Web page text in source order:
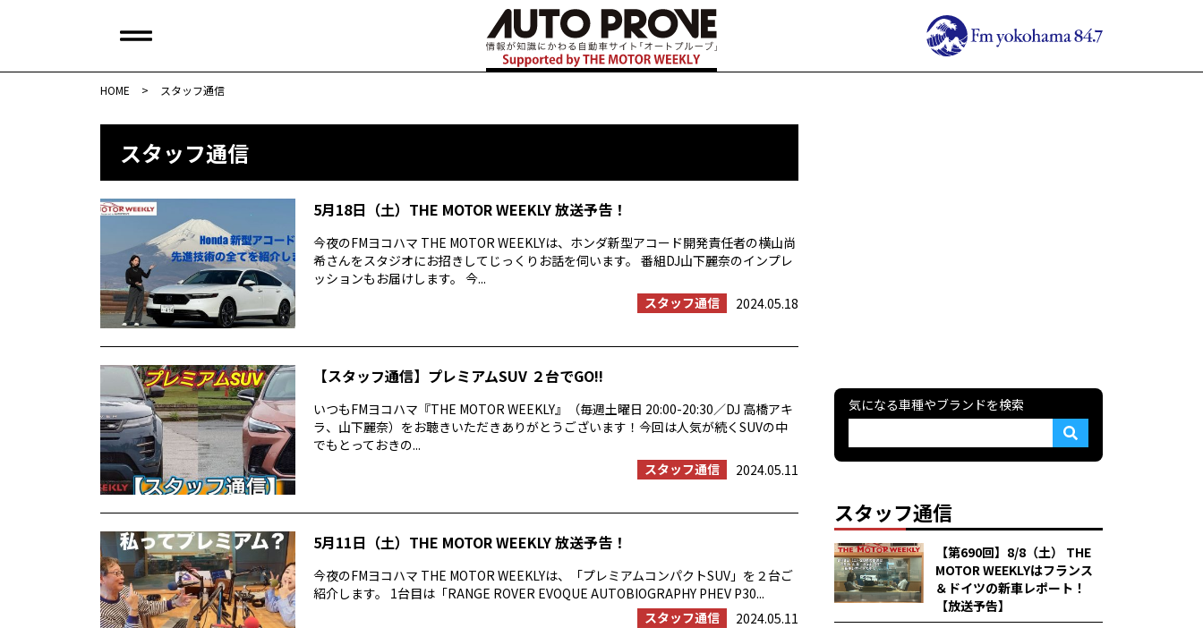
HOME > スタッフ通信
スタッフ通信
5月18日（土）THE MOTOR WEEKLY 放送予告！
今夜のFMヨコハマ THE MOTOR WEEKLYは、ホンダ新型アコード開発責任者の横山尚
希さんをスタジオにお招きしてじっくりお話を伺います。 番組DJ山下麗奈のインプレ
ッションもお届けします。 今...
スタッフ通信
2024.05.18
【スタッフ通信】プレミアムSUV ２台でGO!!
いつもFMヨコハマ『THE MOTOR WEEKLY』（毎週土曜日 20:00-20:30／DJ 高橋アキ
ラ、山下麗奈）をお聴きいただきありがとうございます！今回は人気が続くSUVの中
でもとっておきの...
スタッフ通信
2024.05.11
5月11日（土）THE MOTOR WEEKLY 放送予告！
今夜のFMヨコハマ THE MOTOR WEEKLYは、「プレミアムコンパクトSUV」を２台ご
紹介します。 1台目は「RANGE ROVER EVOQUE AUTOBIOGRAPHY PHEV P30...
スタッフ通信
2024.05.11
気になる車種やブランドを検索
スタッフ通信
【第690回】8/8（土） THE
MOTOR WEEKLYはフランス
＆ドイツの新車レポート！
【放送予告】